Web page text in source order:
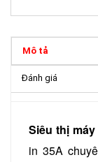
Mô tả
Đánh giá
Siêu thị
in 35A